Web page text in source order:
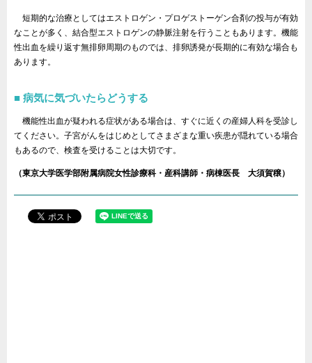
短期的な治療としてはエストロゲン・プロゲストーゲン合剤の投与が有効
なことが多く、結合型エストロゲンの静脈注射を行うこともあります。機能
性出血を繰り返す無排卵周期のものでは、排卵誘発が長期的に有効な場合も
あります。
病気に気づいたらどうする
機能性出血が疑われる症状がある場合は、すぐに近くの産婦人科を受診し
てください。子宮がんをはじめとしてさまざまな重い疾患が隠れている場合
もあるので、検査を受けることは大切です。
（東京大学医学部附属病院女性診療科・産科講師・病棟医長 大須賀穣）